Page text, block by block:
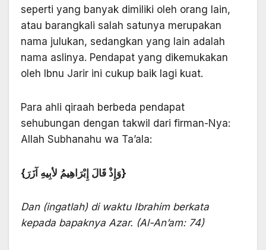
seperti yang banyak dimiliki oleh orang lain,
atau barangkali salah satunya merupakan
nama julukan, sedangkan yang lain adalah
nama aslinya. Pendapat yang dikemukakan
oleh Ibnu Jarir ini cukup baik lagi kuat.
Para ahli qiraah berbeda pendapat
sehubungan dengan takwil dari firman-Nya:
Allah Subhanahu wa Ta’ala:
{وَإِذْ قَالَ إِبْرَاهِيمُ لأبِيهِ آزَرَ}
Dan (ingatlah) di waktu Ibrahim berkata
kepada bapaknya Azar. (Al-An’am: 74)